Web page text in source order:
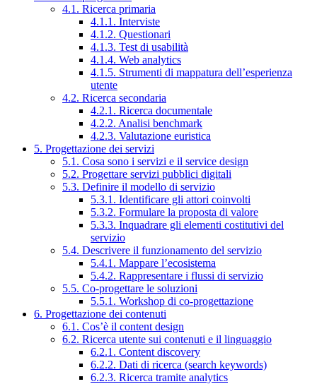
4.1. Ricerca primaria
4.1.1. Interviste
4.1.2. Questionari
4.1.3. Test di usabilità
4.1.4. Web analytics
4.1.5. Strumenti di mappatura dell’esperienza
utente
4.2. Ricerca secondaria
4.2.1. Ricerca documentale
4.2.2. Analisi benchmark
4.2.3. Valutazione euristica
5. Progettazione dei servizi
5.1. Cosa sono i servizi e il service design
5.2. Progettare servizi pubblici digitali
5.3. Definire il modello di servizio
5.3.1. Identificare gli attori coinvolti
5.3.2. Formulare la proposta di valore
5.3.3. Inquadrare gli elementi costitutivi del
servizio
5.4. Descrivere il funzionamento del servizio
5.4.1. Mappare l’ecosistema
5.4.2. Rappresentare i flussi di servizio
5.5. Co-progettare le soluzioni
5.5.1. Workshop di co-progettazione
6. Progettazione dei contenuti
6.1. Cos’è il content design
6.2. Ricerca utente sui contenuti e il linguaggio
6.2.1. Content discovery
6.2.2. Dati di ricerca (search keywords)
6.2.3. Ricerca tramite analytics